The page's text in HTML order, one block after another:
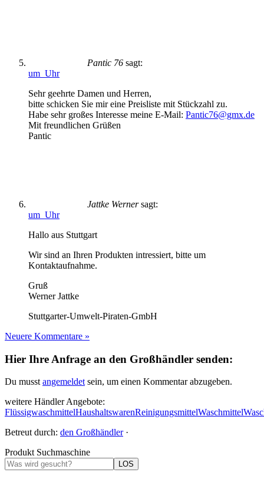
Pantic 76 sagt:
um Uhr
Sehr geehrte Damen und Herren,
bitte schicken Sie mir eine Preisliste mit Stückzahl zu.
Habe sehr großes Interesse meine E-Mail: Pantic76@gmx.de
Mit freundlichen Grüßen
Pantic
Jattke Werner sagt:
um Uhr
Hallo aus Stuttgart
Wir sind an Ihren Produkten intressiert, bitte um
Kontaktaufnahme.
Gruß
Werner Jattke
Stuttgarter-Umwelt-Piraten-GmbH
Neuere Kommentare »
Hier Ihre Anfrage an den Großhändler senden:
Du musst angemeldet sein, um einen Kommentar abzugeben.
weitere Händler Angebote:
FlüssigwaschmittelHaushaltswarenReinigungsmittelWaschmittel
Betreut durch: den Großhändler·
Produkt Suchmaschine
LOS